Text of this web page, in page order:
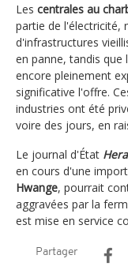
Les centrales au
partie de l'électricité,
d'infrastructures
en panne, tandis que
encore pleinement
significative l'offre.
industries ont été
voire des jours, en
Le journal d'État
en cours d'une
Hwange, pourrait
aggravées par la
est mise en service
Partager